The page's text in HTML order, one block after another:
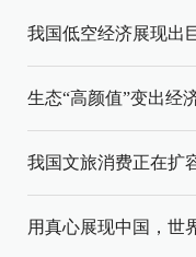
我国低空经济展现出
生态“高颜值”变出经
我国文旅消费正在扩
用真心展现中国，世